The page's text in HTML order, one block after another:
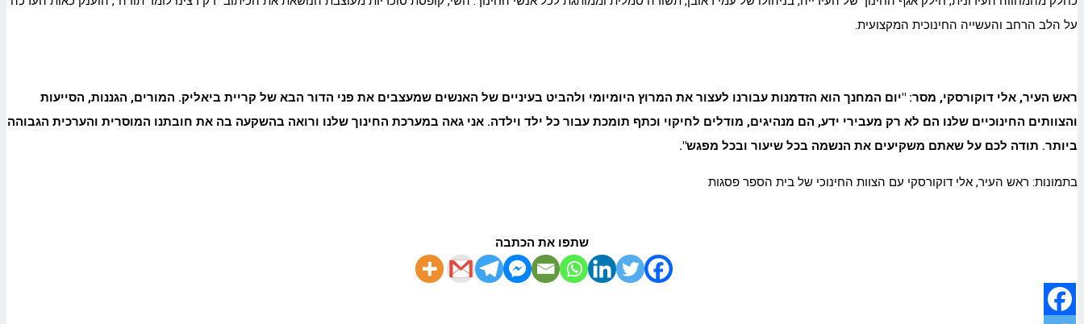
על הלב הרחב והעשייה החינוכית המקצועית.
ראש העיר, אלי דוקורסקי, מסר: "יום המחנך הוא הזדמנות עבורנו לעצור את המרוץ היומיומי ולהביט בעיניים של האנשים שמעצבים את פני הדור הבא של קריית ביאליק. המורים, הגננות, הסייעות
והצוותים החינוכיים שלנו הם לא רק מעבירי ידע, הם מנהיגים, מודלים לחיקוי וכתף תומכת עבור כל ילד וילדה. אני גאה במערכת החינוך שלנו ורואה בהשקעה בה את חובתנו המוסרית והערכית הגבוהה
ביותר. תודה לכם על שאתם משקיעים את הנשמה בכל שיעור ובכל מפגש".
בתמונות: ראש העיר, אלי דוקורסקי עם הצוות החינוכי של בית הספר פסגות
שתפו את הכתבה